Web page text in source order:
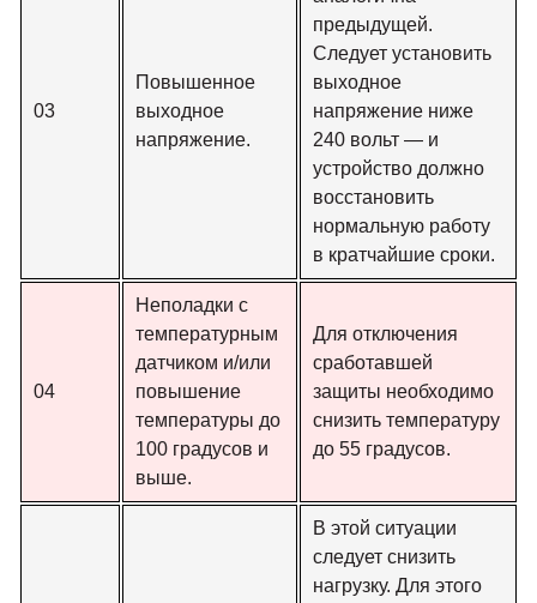
03
Повышенное
выходное
напряжение.
предыдущей.
Следует установить
выходное
напряжение ниже
240 вольт — и
устройство должно
восстановить
нормальную работу
в кратчайшие сроки.
04
Неполадки с
температурным
датчиком и/или
повышение
температуры до
100 градусов и
выше.
Для отключения
сработавшей
защиты необходимо
снизить температуру
до 55 градусов.
В этой ситуации
следует снизить
нагрузку. Для этого